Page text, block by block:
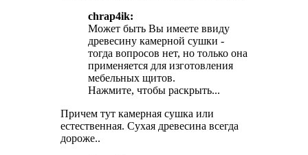
chrap4ik:
Может быть Вы имеете ввиду
древесину камерной сушки -
тогда вопросов нет, но только она
применяется для изготовления
мебельных щитов.
Нажмите, чтобы раскрыть...
Причем тут камерная сушка или
естественная. Сухая древесина всегда
дороже..